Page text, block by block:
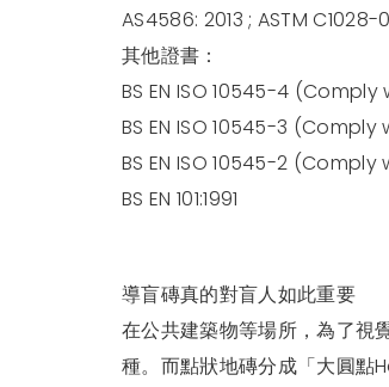
AS4586: 2013 ; ASTM C1028-
其他證書：
BS EN ISO 10545-4 (Comply
BS EN ISO 10545-3 (Comply
BS EN ISO 10545-2 (Comply
BS EN 101:1991
導盲磚真的對盲人如此重要
在公共建築物等場所，為了視
種。而點狀地磚分成「大圓